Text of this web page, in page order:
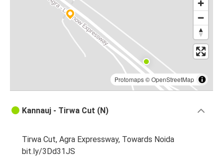
Protomaps©OpenStreetMap
Kannauj - Tirwa Cut (N)
Tirwa Cut, Agra Expressway, Towards Noida
bit.ly/3Dd31JS